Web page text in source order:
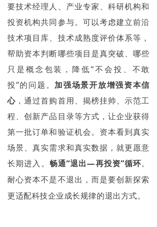
要技术经理人、产业专家、科研机构和
投资机构共同参与。可以考虑建立前沿
技术项目库、技术成熟度评价体系等，
帮助资本判断哪些项目是真突破、哪些
只是概念包装，降低“不会投、不敢
投”的问题。 加强场景开放增强资本信
心 ，通过首购首用、揭榜挂帅、示范工
程、创新产品目录等方式，让企业获得
第一批订单和验证机会。资本看到真实
场景、真实需求和真实数据，就更愿意
长期进入。 畅通“退出—再投资”循环。
耐心资本不是不退 出，而是要创新探索
更适配科技企业成长规律的退出方式。